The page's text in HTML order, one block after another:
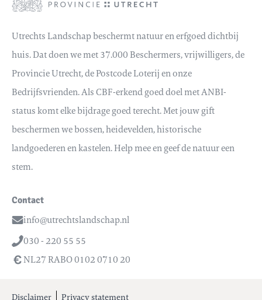
Utrechts Landschap beschermt natuur en erfgoed dichtbij
huis. Dat doen we met 37.000 Beschermers, vrijwilligers, de
Provincie Utrecht, de Postcode Loterij en onze
Bedrijfsvrienden. Als CBF-erkend goed doel met ANBI-
status komt elke bijdrage goed terecht. Met jouw gift
beschermen we bossen, heidevelden, historische
landgoederen en kastelen. Help mee en geef de natuur een
stem.
Contact
Email
info@utrechtslandschap.nl
Telefoon
030 - 220 55 55
NL27 RABO 0102 0710 20
Disclaimer Privacy statement